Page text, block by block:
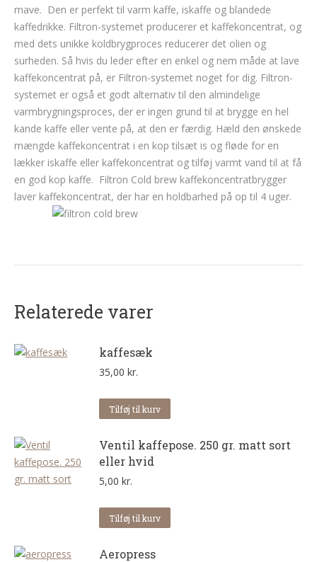
mave. Den er perfekt til varm kaffe, iskaffe og blandede
kaffedrikke. Filtron-systemet producerer et kaffekoncentrat, og
med dets unikke koldbrygproces reducerer det olien og
surheden. Så hvis du leder efter en enkel og nem måde at lave
kaffekoncentrat på, er Filtron-systemet noget for dig. Filtron-
systemet er også et godt alternativ til den almindelige
varmbrygningsproces, der er ingen grund til at brygge en hel
kande kaffe eller vente på, at den er færdig. Hæld den ønskede
mængde kaffekoncentrat i en kop tilsæt is og fløde for en
lækker iskaffe eller kaffekoncentrat og tilføj varmt vand til at få
en god kop kaffe. Filtron Cold brew kaffekoncentratbrygger
laver kaffekoncentrat, der har en holdbarhed på op til 4 uger.
Relaterede varer
kaffesæk
35,00 kr.
Tilføj til kurv
Ventil kaffepose. 250 gr. matt sort
eller hvid
5,00 kr.
Tilføj til kurv
Aeropress